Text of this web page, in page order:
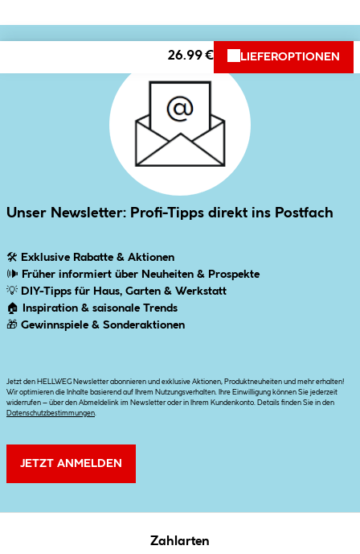
26.99 € LIEFEROPTIONEN
Unser Newsletter: Profi-Tipps direkt ins Postfach
🛠 Exklusive Rabatte & Aktionen
🕪 Früher informiert über Neuheiten & Prospekte
💡 DIY-Tipps für Haus, Garten & Werkstatt
🏠
Inspiration & saisonale Trends
🎁 Gewinnspiele & Sonderaktionen
Jetzt den HELLWEG Newsletter abonnieren und exklusive Aktionen, Produktneuheiten und mehr erhalten!
Wir optimieren die Inhalte basierend auf Ihrem Nutzungsverhalten. Ihre Einwilligung können Sie jederzeit
widerrufen – über den Abmeldelink im Newsletter oder in Ihrem Kundenkonto. Details finden Sie in den
Datenschutzbestimmungen
JETZT ANMELDEN
Zahlarten